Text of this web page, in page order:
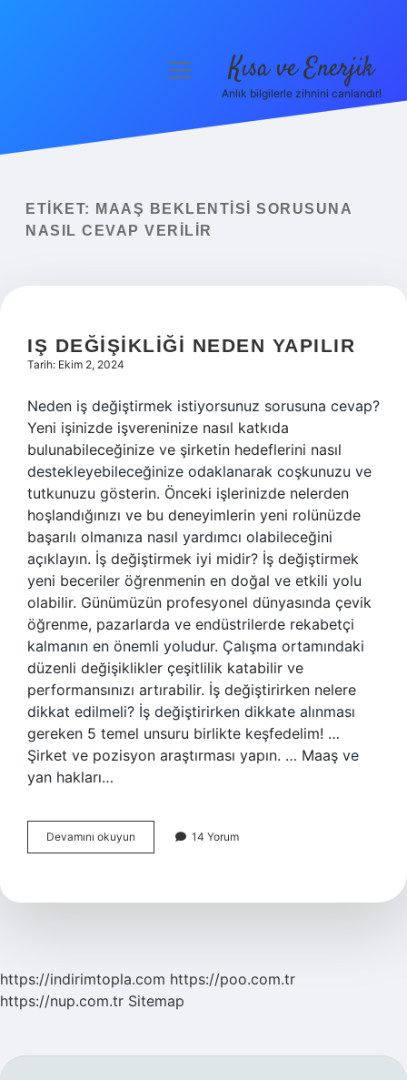
Yasal Uyarı
menüyü
Kısa ve Enerjik
Anlık bilgilerle zihnini canlandır!
ETIKET:
MAAŞ BEKLENTISI SORUSUNA
NASIL CEVAP VERILIR
IŞ DEĞIŞIKLIĞI NEDEN YAPILIR
Tarih: Ekim 2, 2024
Neden iş değiştirmek istiyorsunuz sorusuna cevap?
Yeni işinizde işvereninize nasıl katkıda
bulunabileceğinize ve şirketin hedeflerini nasıl
destekleyebileceğinize odaklanarak coşkunuzu ve
tutkunuzu gösterin. Önceki işlerinizde nelerden
hoşlandığınızı ve bu deneyimlerin yeni rolünüzde
başarılı olmanıza nasıl yardımcı olabileceğini
açıklayın. İş değiştirmek iyi midir? İş değiştirmek
yeni beceriler öğrenmenin en doğal ve etkili yolu
olabilir. Günümüzün profesyonel dünyasında çevik
öğrenme, pazarlarda ve endüstrilerde rekabetçi
kalmanın en önemli yoludur. Çalışma ortamındaki
düzenli değişiklikler çeşitlilik katabilir ve
performansınızı artırabilir. İş değiştirirken nelere
dikkat edilmeli? İş değiştirirken dikkate alınması
gereken 5 temel unsuru birlikte keşfedelim! …
Şirket ve pozisyon araştırması yapın. … Maaş ve
yan hakları…
Devamını okuyun
Değişikliği
14 Yorum
https://indirimtopla.com https://poo.com.tr
https://nup.com.tr Sitemap